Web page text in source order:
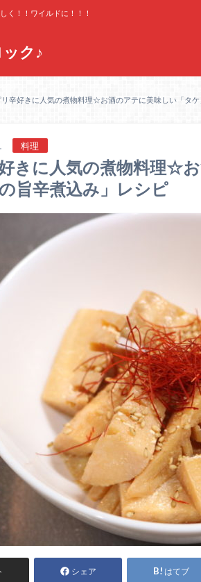
ク♪
く！！ワイルドに！！！
リ辛好きに人気の煮物料理☆お酒のアテに美味しい「タ
料理
きに人気の煮物料理☆
旨辛煮込み」レシピ
シェア はてブ